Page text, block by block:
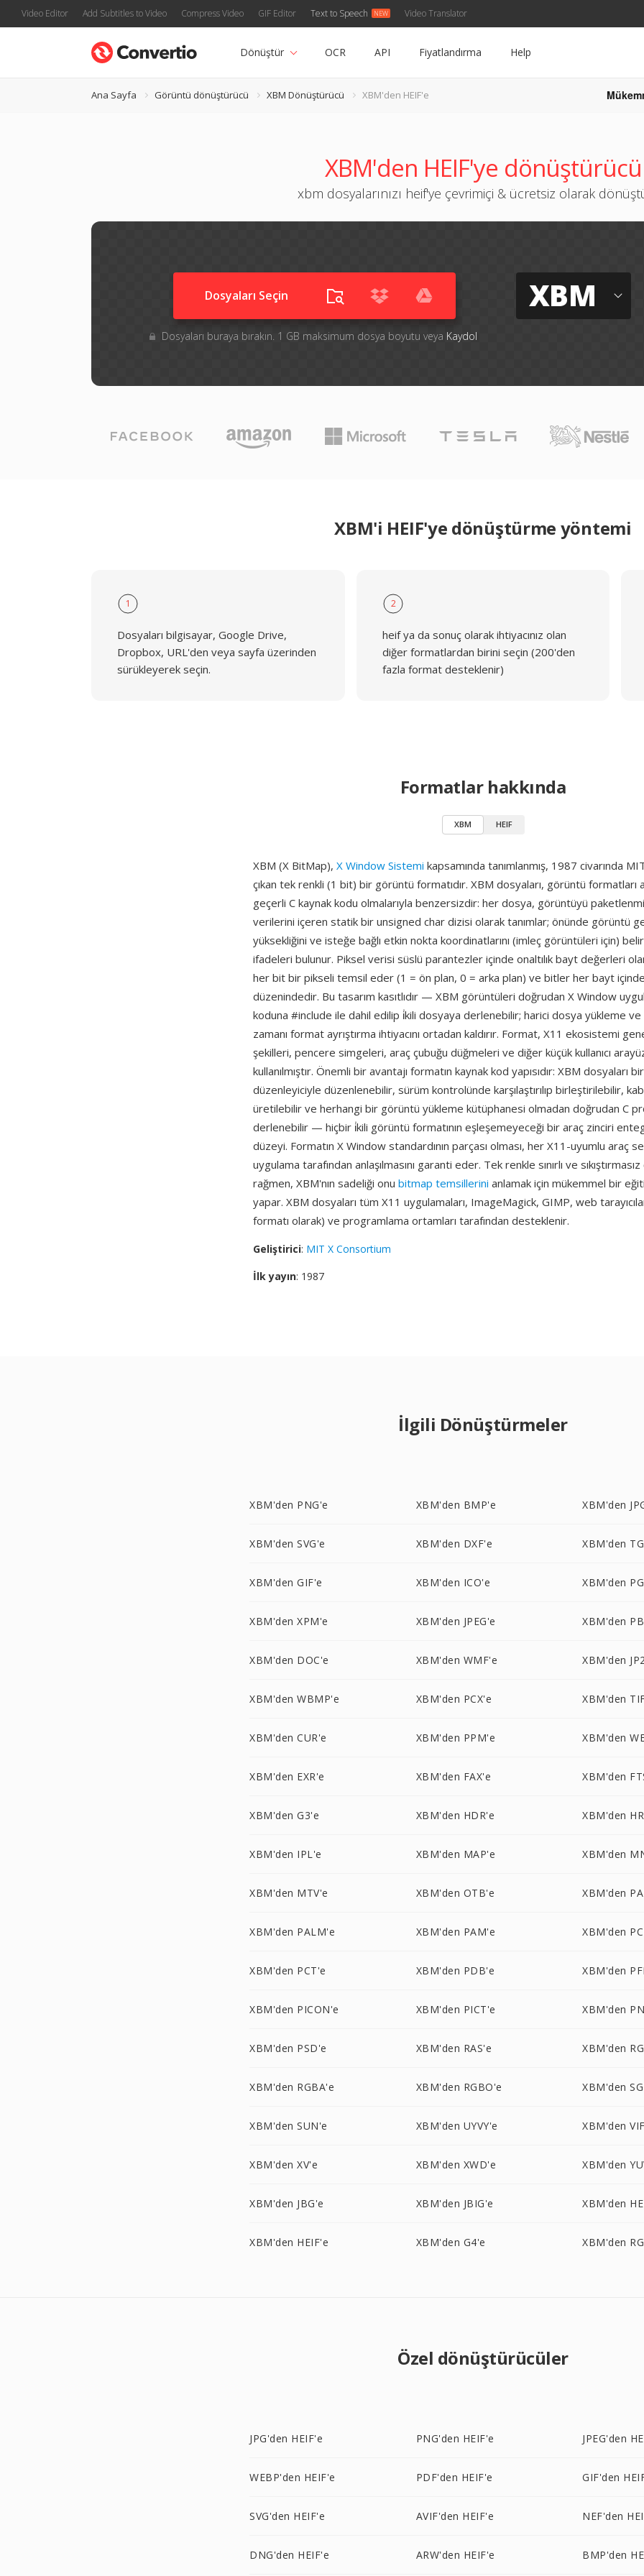
Video Editor Add Subtitles to Video Compress Video GIF Editor Text to Speech Video Translator
Dönüştür OCR API Fiyatlandırma Help
Ana Sayfa Görüntü dönüştürücü XBM Dönüştürücü XBM'den HEIF'e
XBM'den HEIF'ye dönüştürücü
xbm dosyalarınızı heif'ye çevrimiçi & ücretsiz olarak
Dosyaları Seçin
Dosyaları buraya bırakın. 1 GB maksimum dosya boyutu veya Kaydol
XBM
XBM'i HEIF'ye dönüştürme yöntemi
1
Dosyaları bilgisayar, Google Drive,
Dropbox, URL'den veya sayfa üzerinden
sürükleyerek seçin.
2
heif ya da sonuç olarak ihtiyacınız olan
diğer formatlardan birini seçin (200'den
fazla format desteklenir)
Formatlar hakkında
XBM HEIF
XBM (X BitMap), X Window Sistemi kapsamında tanımlanmış, 1987 civarında
çıkan tek renkli (1 bit) bir görüntü formatıdır. XBM dosyaları, görüntü formatları
geçerli C kaynak kodu olmalarıyla benzersizdir: her dosya, görüntüyü
verilerini içeren statik bir unsigned char dizisi olarak tanımlar; önünde görüntü
yüksekliğini ve isteğe bağlı etkin nokta koordinatlarını (imleç görüntüleri için)
ifadeleri bulunur. Piksel verisi süslü parantezler içinde onaltılık bayt değerleri
her bit bir pikseli temsil eder (1 = ön plan, 0 = arka plan) ve bitler her bayt
düzenindedir. Bu tasarım kasıtlıdır — XBM görüntüleri doğrudan X Window
koduna #include ile dahil edilip i̇kili dosyaya derlenebilir; harici dosya yükleme ve
zamanı format ayrıştırma ihtiyacını ortadan kaldırır. Format, X11 ekosistemi
şekilleri, pencere simgeleri, araç çubuğu düğmeleri ve diğer küçük kullanıcı
kullanılmıştır. Önemli bir avantajı formatın kaynak kod yapısıdır: XBM dosyaları
düzenleyiciyle düzenlenebilir, sürüm kontrolünde karşılaştırılıp birleştirilebilir,
üretilebilir ve herhangi bir görüntü yükleme kütüphanesi olmadan doğrudan C
derlenebilir — hiçbir i̇kili görüntü formatının eşleşemeyeceği bir araç zinciri
düzeyi. Formatın X Window standardının parçası olması, her X11-uyumlu araç
uygulama tarafından anlaşılmasını garanti eder. Tek renkle sınırlı ve sıkıştırmasız
rağmen, XBM'nın sadeliği onu bitmap temsillerini anlamak için mükemmel bir
yapar. XBM dosyaları tüm X11 uygulamaları, ImageMagick, GIMP, web
formatı olarak) ve programlama ortamları tarafından desteklenir.
Geliştirici: MIT X Consortium
İlk yayın: 1987
İlgili Dönüştürmeler
XBM'den PNG'e XBM'den BMP'e XBM'den
XBM'den SVG'e XBM'den DXF'e XBM'den
XBM'den GIF'e XBM'den ICO'e XBM'den
XBM'den XPM'e XBM'den JPEG'e XBM'den
XBM'den DOC'e XBM'den WMF'e XBM'den
XBM'den WBMP'e XBM'den PCX'e XBM'den
XBM'den CUR'e XBM'den PPM'e XBM'den
XBM'den EXR'e XBM'den FAX'e XBM'den
XBM'den G3'e XBM'den HDR'e XBM'den
XBM'den IPL'e XBM'den MAP'e XBM'den
XBM'den MTV'e XBM'den OTB'e XBM'den
XBM'den PALM'e XBM'den PAM'e XBM'den
XBM'den PCT'e XBM'den PDB'e XBM'den
XBM'den PICON'e XBM'den PICT'e XBM'den
XBM'den PSD'e XBM'den RAS'e XBM'den
XBM'den RGBA'e XBM'den RGBO'e XBM'den
XBM'den SUN'e XBM'den UYVY'e XBM'den
XBM'den XV'e XBM'den XWD'e XBM'den
XBM'den JBG'e XBM'den JBIG'e XBM'den
XBM'den HEIF'e XBM'den G4'e XBM'den
Özel dönüştürücüler
JPG'den HEIF'e PNG'den HEIF'e JPEG'den
WEBP'den HEIF'e PDF'den HEIF'e GIF'den
SVG'den HEIF'e AVIF'den HEIF'e NEF'den
DNG'den HEIF'e ARW'den HEIF'e BMP'den